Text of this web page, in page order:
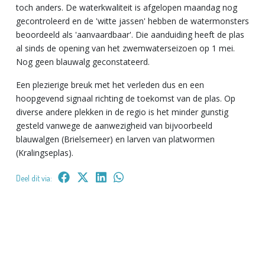
toch anders. De waterkwaliteit is afgelopen maandag nog
gecontroleerd en de 'witte jassen' hebben de watermonsters
beoordeeld als 'aanvaardbaar'. Die aanduiding heeft de plas
al sinds de opening van het zwemwaterseizoen op 1 mei.
Nog geen blauwalg geconstateerd.
Een plezierige breuk met het verleden dus en een
hoopgevend signaal richting de toekomst van de plas. Op
diverse andere plekken in de regio is het minder gunstig
gesteld vanwege de aanwezigheid van bijvoorbeeld
blauwalgen (Brielsemeer) en larven van platwormen
(Kralingseplas).
Deel dit via: